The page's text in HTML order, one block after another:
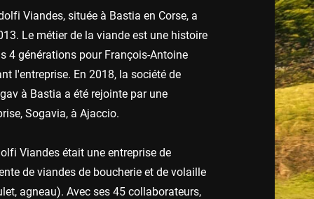
Viandes, située à Bastia en Corse, a
Le métier de la viande est une histoire
4 générations pour François-Antoine
l'entreprise. En 2018, la société de
à Bastia a été rejointe par une
Sogavia, à Ajaccio.
Viandes était une entreprise de
de viandes de boucherie et de volaille
agneau). Avec ses 45 collaborateurs,